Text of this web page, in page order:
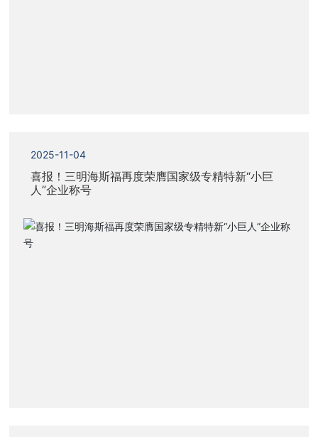
2025-11-04
喜报！三明海斯福再度荣膺国家级专精特新“小巨
人”企业称号